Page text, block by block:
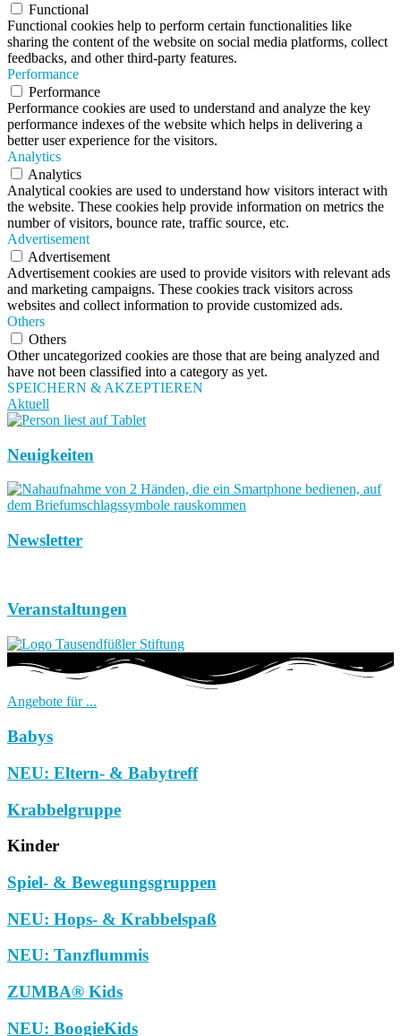
Functional
Functional cookies help to perform certain functionalities like
sharing the content of the website on social media platforms, collect
feedbacks, and other third-party features.
Performance
Performance
Performance cookies are used to understand and analyze the key
performance indexes of the website which helps in delivering a
better user experience for the visitors.
Analytics
Analytics
Analytical cookies are used to understand how visitors interact with
the website. These cookies help provide information on metrics the
number of visitors, bounce rate, traffic source, etc.
Advertisement
Advertisement
Advertisement cookies are used to provide visitors with relevant ads
and marketing campaigns. These cookies track visitors across
websites and collect information to provide customized ads.
Others
Others
Other uncategorized cookies are those that are being analyzed and
have not been classified into a category as yet.
SPEICHERN & AKZEPTIEREN
Aktuell
Neuigkeiten
Newsletter
Veranstaltungen
Angebote für ...
Babys
NEU: Eltern- & Babytreff
Krabbelgruppe
Kinder
Spiel- & Bewegungsgruppen
NEU: Hops- & Krabbelspaß
NEU: Tanzflummis
ZUMBA® Kids
NEU: BoogieKids